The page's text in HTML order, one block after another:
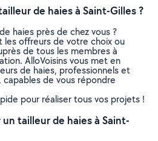
de haies à Saint-Gilles ?
haies près de chez vous ?
offreurs de votre choix ou
de tous les membres à
AlloVoisins vous met en
de haies, professionnels et
capables de vous répondre
pour réaliser tous vos projets !
tailleur de haies à Saint-